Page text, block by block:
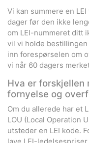
Vi kan summere en
dager før den ikke
om LEI-nummeret ditt
vil vi holde
inn forespørselen om
vi når 60 dagers
Hva er forskjellen
fornyelse og
Om du allerede har et
LOU (Local Operation
utsteder en LEI kode.